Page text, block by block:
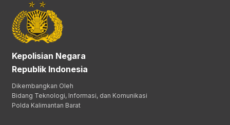
Kepolisian Negara
Republik Indonesia
Dikembangkan Oleh
Bidang Teknologi, Informasi, dan Komunikasi
Polda Kalimantan Barat